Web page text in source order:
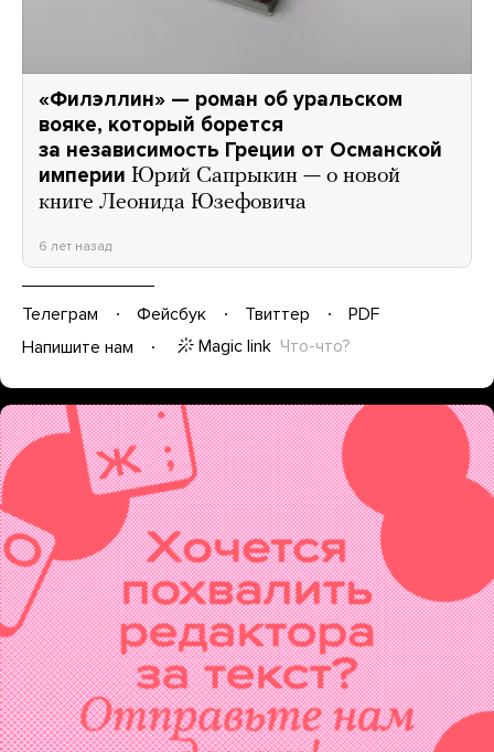
«Филэллин» — роман об уральском
вояке, который борется
за независимость Греции от Османской
империи Юрий Сапрыкин — о новой
книге Леонида Юзефовича
6 лет назад
Телеграм Фейсбук Твиттер
PDF
Напишите нам
Magic link Что-что?